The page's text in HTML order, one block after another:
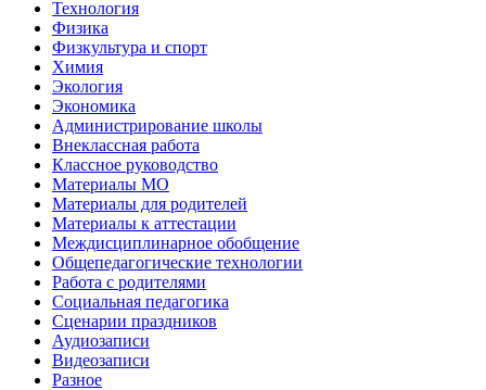
Технология
Физика
Физкультура и спорт
Химия
Экология
Экономика
Администрирование школы
Внеклассная работа
Классное руководство
Материалы МО
Материалы для родителей
Материалы к аттестации
Междисциплинарное обобщение
Общепедагогические технологии
Работа с родителями
Социальная педагогика
Сценарии праздников
Аудиозаписи
Видеозаписи
Разное